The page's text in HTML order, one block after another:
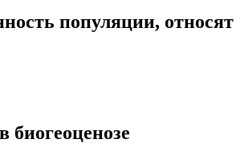
популяции, относят